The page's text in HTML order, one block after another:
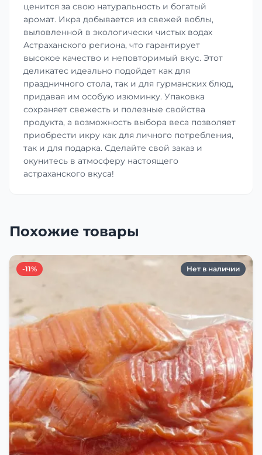
ценится за свою натуральность и богатый
аромат. Икра добывается из свежей воблы,
выловленной в экологически чистых водах
Астраханского региона, что гарантирует
высокое качество и неповторимый вкус. Этот
деликатес идеально подойдет как для
праздничного стола, так и для гурманских блюд,
придавая им особую изюминку. Упаковка
сохраняет свежесть и полезные свойства
продукта, а возможность выбора веса позволяет
приобрести икру как для личного потребления,
так и для подарка. Сделайте свой заказ и
окунитесь в атмосферу настоящего
астраханского вкуса!
Похожие товары
-11% Нет в наличии